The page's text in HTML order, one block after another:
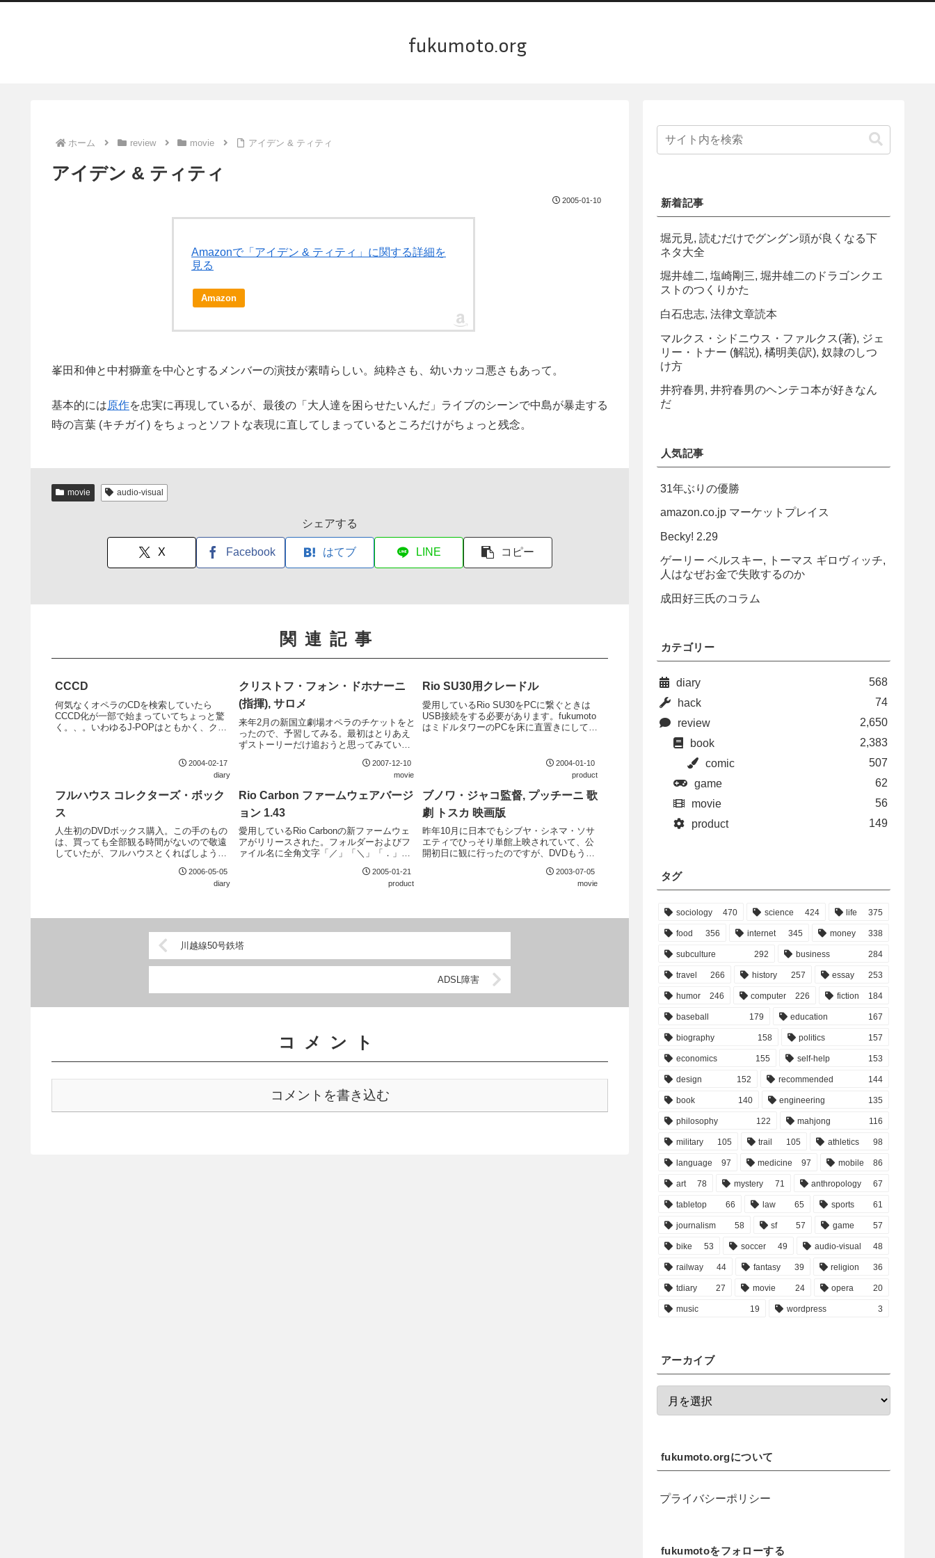
fukumoto.org
ホーム review movie アイデン & ティティ
アイデン & ティティ
2005-01-10
Amazonで「アイデン & ティティ」に関する詳細を
見る
Amazon
峯田和伸と中村獅童を中心とするメンバーの演技が素晴らしい。純粋さも、幼いカッコ悪さもあって。
基本的には原作を忠実に再現しているが、最後の「大人達を困らせたいんだ」ライブのシーンで中島が暴走する
時の言葉 (キチガイ) をちょっとソフトな表現に直してしまっているところだけがちょっと残念。
movie audio-visual
シェアする
X Facebook はてブ LINE コピー
関連記事
CCCD
何気なくオペラのCDを検索していたら
CCCD化が一部で始まっていてちょっと驚
く。、。いわゆるJ-POPはともかく、クラ
たのだが。今のところオペラにまでCCCD
2004-02-17
diary
クリストフ・フォン・ドホナーニ
(指揮), サロメ
来年2月の新国立劇場オペラのチケットをと
ったので、予習してみる。最初はとりあえ
ずストーリーだけ追おうと思ってみていた
2007-12-10
movie
Rio SU30用クレードル
愛用しているRio SU30をPCに繋ぐときは
USB接続をする必要があります。fukumoto
はミドルタワーのPCを床に直置きにしてお
2004-01-10
product
フルハウス コレクターズ・ボック
ス
人生初のDVDボックス購入。この手のもの
は、買っても全部観る時間がないので敬遠
していたが、フルハウスとくればしようが
あえず現在発売されている第2シーズンまで
買ったが、今後発売予定の第8シーズンまで
2006-05-05
diary
Rio Carbon ファームウェアバージ
ョン 1.43
愛用しているRio Carbonの新ファームウェ
アがリリースされた。フォルダーおよびフ
ァイル名に全角文字「／」「＼」「．」が
致命的な問題が発見されてから修正まで1ヶ
月以上もかかるのはどうかと思うが、直
2005-01-21
product
ブノワ・ジャコ監督, プッチーニ 歌
劇 トスカ 映画版
昨年10月に日本でもシブヤ・シネマ・ソサ
エティでひっそり単館上映されていて、公
開初日に観に行ったのですが、DVDもうっ
オルギュー、ライモンディの豪華キャステ
ィングに加えて映画的演出もすばらしく初
2003-07-05
movie
川越線50号鉄塔
ADSL障害
コメント
コメントを書き込む
新着記事
堀元見, 読むだけでグングン頭が良くなる下
ネタ大全
堀井雄二, 塩崎剛三, 堀井雄二のドラゴンクエ
ストのつくりかた
白石忠志, 法律文章読本
マルクス・シドニウス・ファルクス(著), ジェ
リー・トナー (解説), 橘明美(訳), 奴隷のしつ
け方
井狩春男, 井狩春男のヘンテコ本が好きなん
だ
人気記事
31年ぶりの優勝
amazon.co.jp マーケットプレイス
Becky! 2.29
ゲーリー ベルスキー, トーマス ギロヴィッチ,
人はなぜお金で失敗するのか
成田好三氏のコラム
カテゴリー
diary
568
hack
74
review
2,650
book
2,383
comic
507
game
62
movie
56
product
149
タグ
sociology 470 science 424 life 375
food 356 internet 345 money 338
subculture 292 business 284
travel 266 history 257 essay 253
humor 246 computer 226 fiction 184
baseball 179 education 167
biography 158 politics 157
economics 155 self-help 153
design 152 recommended 144
book 140 engineering 135
philosophy 122 mahjong 116
military 105 trail 105 athletics 98
language 97 medicine 97 mobile 86
art 78 mystery 71 anthropology 67
tabletop 66 law 65 sports 61
journalism 58 sf 57 game 57
bike 53 soccer 49 audio-visual 48
railway 44 fantasy 39 religion 36
tdiary 27 movie 24 opera 20
music 19 wordpress 3
アーカイブ
fukumoto.orgについて
プライバシーポリシー
fukumotoをフォローする